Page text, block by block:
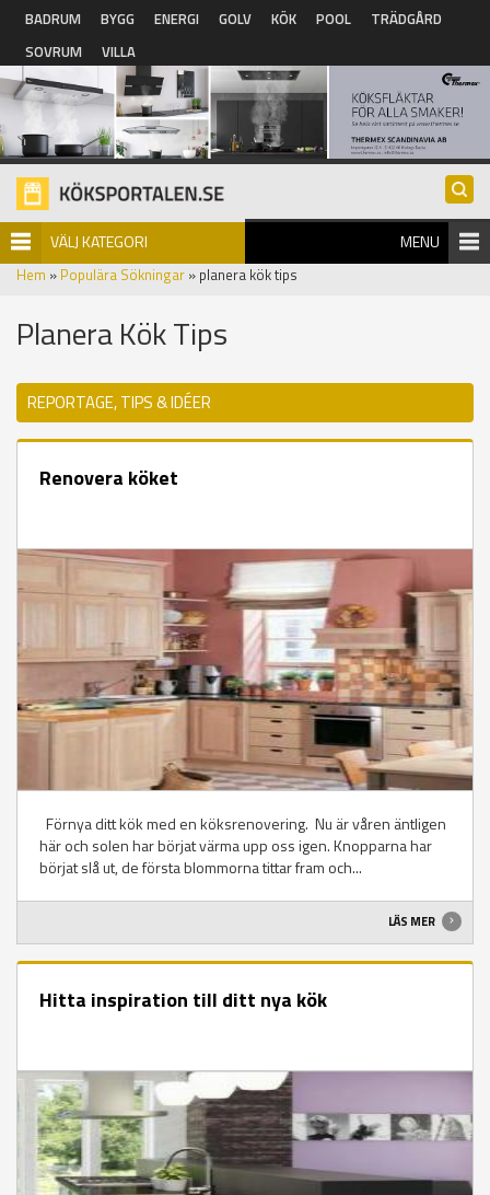
Hoppa till huvudinnehåll
BADRUM BYGG ENERGI GOLV KÖK POOL
TRÄDGÅRD
SOVRUM
VILLA
VÄLJ KATEGORI MENU
Hem » Populära Sökningar » planera kök tips
Planera Kök Tips
REPORTAGE, TIPS & IDÉER
Renovera köket
Förnya ditt kök med en köksrenovering. Nu är våren äntligen
här och solen har börjat värma upp oss igen. Knopparna har
börjat slå ut, de första blommorna tittar fram och...
LÄS MER
Hitta inspiration till ditt nya kök